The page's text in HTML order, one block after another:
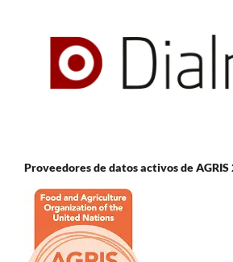
Proveedores de datos activos de AGRIS